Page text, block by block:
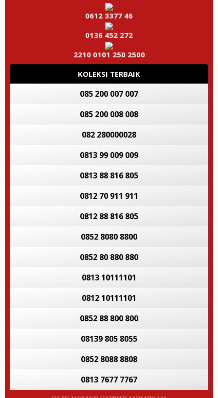
0612 3377 46
0136 452 272
2210 0101 250 2500
KOLEKSI TERBAIK
085 200 007 007
085 200 008 008
082 280000028
0813 99 009 009
0813 88 816 805
0812 70 911 911
0812 88 816 805
0852 8080 8800
0852 80 880 880
0813 10111101
0812 10111101
0852 88 800 800
08139 805 8055
0852 8088 8808
0813 7677 7767